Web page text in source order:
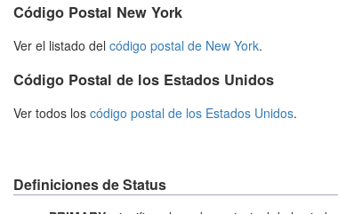
Código Postal New York
Ver el listado del código postal de New York.
Código Postal de los Estados Unidos
Ver todos los código postal de los Estados Unidos.
Definiciones de Status